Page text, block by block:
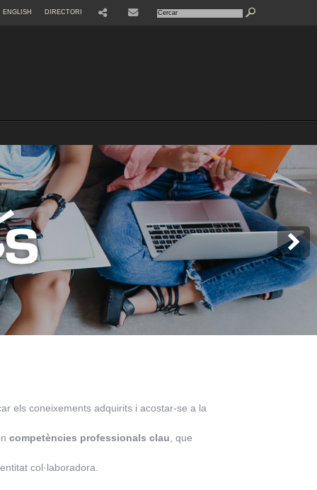
ENGLISH DIRECTORI
els coneixements adquirits i acostar-se a la
competències professionals clau , que
col·laboradora.